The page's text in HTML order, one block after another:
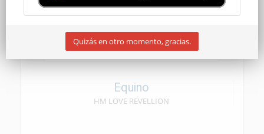
SENIOR
04/10/2025
Equino
HM LOVE REVELLION
Quizás en otro momento, gracias.